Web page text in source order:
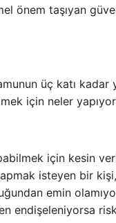
önem taşıyan
üç katı kadar
için neler
için kesin
isteyen bir
emin
endişeleniyorsa